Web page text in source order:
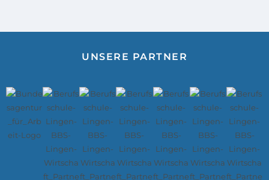
UNSERE PARTNER